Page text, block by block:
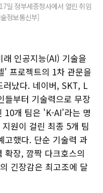
일 정부세종청사에서 열린 취임
정보통신부]
인공지능(AI) 기술을
' 프로젝트의 1차 관문을
러났다. 네이버, SKT, L
들부터 기술력으로 무장
10개 팀은 'K-AI'라는 명
원이 걸린 최종 5개 팀
고했다. 단순 기술력 과
확장, 깜짝 다크호스의
긴장감은 최고조에 달